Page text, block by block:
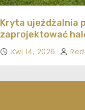
Kryta ujeżdżalnia
zaprojektować
ekonomicznie
Kwi 14, 2026